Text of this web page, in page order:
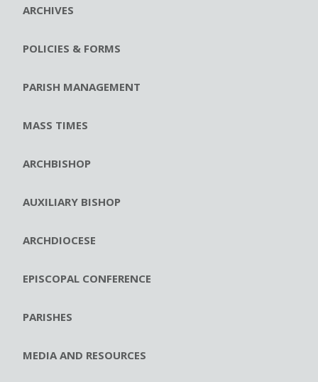
ARCHIVES
POLICIES & FORMS
PARISH MANAGEMENT
MASS TIMES
ARCHBISHOP
AUXILIARY BISHOP
ARCHDIOCESE
EPISCOPAL CONFERENCE
PARISHES
MEDIA AND RESOURCES